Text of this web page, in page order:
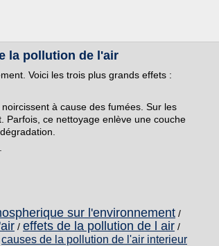
la pollution de l'air
Voici les trois plus grands effets :
à cause des fumées. Sur les
Parfois, ce nettoyage enlève une couche
sur l'environnement /
/ effets de la pollution de l air /
causes de la pollution de l'air interieur